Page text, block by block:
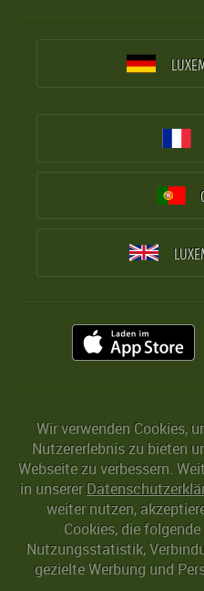
Wir verwenden Cookies,
Nutzererlebnis zu bieten
Webseite zu verbessern.
in unserer
weiter nutzen,
Cookies, die
Nutzungsstatistik,
gezielte Werbung und